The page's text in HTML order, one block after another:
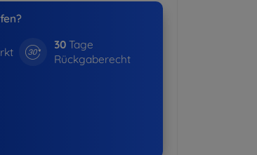
30Tage
Rückgaberecht